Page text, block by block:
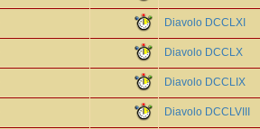
Diavolo DCCLXI
Diavolo DCCLX
Diavolo DCCLIX
Diavolo DCCLVIII